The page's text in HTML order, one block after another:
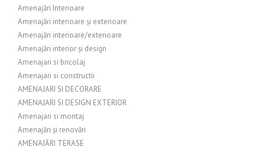
Amenajări Interioare
Amenajări interioare și exterioare
Amenajări interioare/exterioare
Amenajări interior și design
Amenajari si bricolaj
Amenajari si constructii
AMENAJARI SI DECORARE
AMENAJARI SI DESIGN EXTERIOR
Amenajari si montaj
Amenajări și renovări
AMENAJĂRI TERASE